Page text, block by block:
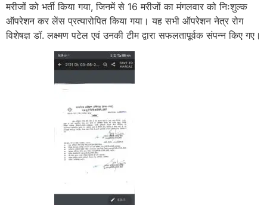
मरीजों को भर्ती किया गया, जिनमें से 16 मरीजों का मंगलवार को निःशुल्क
ऑपरेशन कर लेंस प्रत्यारोपित किया गया। यह सभी ऑपरेशन नेत्र रोग
विशेषज्ञ डॉ. लक्ष्मण पटेल एवं उनकी टीम द्वारा सफलतापूर्वक संपन्न किए गए।